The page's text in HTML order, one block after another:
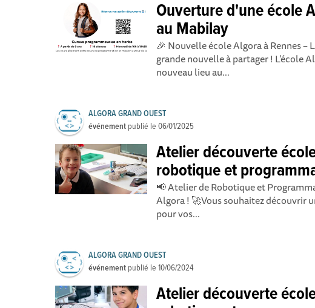
Ouverture d'une école
au Mabilay
🎉 Nouvelle école Algora à Rennes –
grande nouvelle à partager ! L'école
nouveau lieu au...
ALGORA GRAND OUEST
événement publié le06/01/2025
Atelier découverte
robotique et
📢 Atelier de Robotique et
Algora ! 🚀Vous souhaitez découvrir
pour vos...
ALGORA GRAND OUEST
événement publié le10/06/2024
Atelier découverte